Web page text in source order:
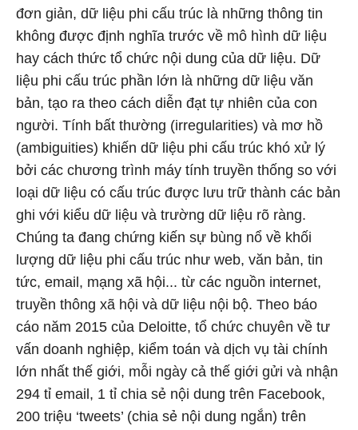
đơn giản, dữ liệu phi cấu trúc là những thông tin
không được định nghĩa trước về mô hình dữ liệu
hay cách thức tổ chức nội dung của dữ liệu. Dữ
liệu phi cấu trúc phần lớn là những dữ liệu văn
bản, tạo ra theo cách diễn đạt tự nhiên của con
người. Tính bất thường (irregularities) và mơ hồ
(ambiguities) khiến dữ liệu phi cấu trúc khó xử lý
bởi các chương trình máy tính truyền thống so với
loại dữ liệu có cấu trúc được lưu trữ thành các bản
ghi với kiểu dữ liệu và trường dữ liệu rõ ràng.
Chúng ta đang chứng kiến sự bùng nổ về khối
lượng dữ liệu phi cấu trúc như web, văn bản, tin
tức, email, mạng xã hội... từ các nguồn internet,
truyền thông xã hội và dữ liệu nội bộ. Theo báo
cáo năm 2015 của Deloitte, tổ chức chuyên về tư
vấn doanh nghiệp, kiểm toán và dịch vụ tài chính
lớn nhất thế giới, mỗi ngày cả thế giới gửi và nhận
294 tỉ email, 1 tỉ chia sẻ nội dung trên Facebook,
200 triệu ‘tweets’ (chia sẻ nội dung ngắn) trên